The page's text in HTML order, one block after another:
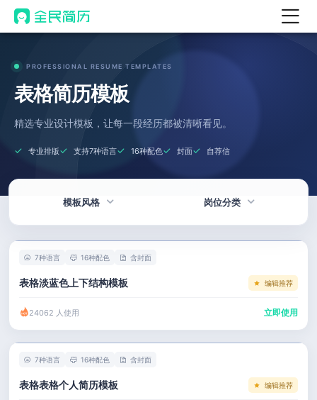
AI 生成简历
AI 优化简历
AI 翻译简历
AI 诊断简历
AI 模拟面试
AI 职场工具 New
简历模板
PROFESSIONAL RESUME TEMPLATES
表格简历模板
精选专业设计模板，让每一段经历都被清晰看见。
专业排版 支持7种语言 16种配色 封面 自荐信
模板风格
简洁
应届生
左右分栏
考研复试
岗位分类
产品 / 设计
金融 / 汽车
市场 / 运营
人事 / 行政
7种语言 16种配色 含封面
表格淡蓝色上下结构模板 编辑推荐
24062 人使用 立即使用
7种语言 16种配色 含封面
表格表格个人简历模板 编辑推荐